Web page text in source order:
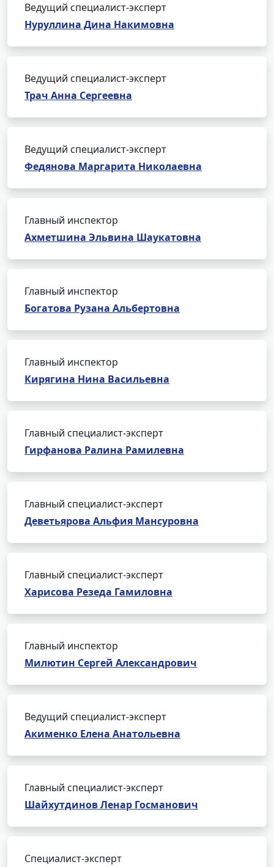
Ведущий специалист-эксперт
Нуруллина Дина Накимовна
Ведущий специалист-эксперт
Трач Анна Сергеевна
Ведущий специалист-эксперт
Федянова Маргарита Николаевна
Главный инспектор
Ахметшина Эльвина Шаукатовна
Главный инспектор
Богатова Рузана Альбертовна
Главный инспектор
Кирягина Нина Васильевна
Главный специалист-эксперт
Гирфанова Ралина Рамилевна
Главный специалист-эксперт
Деветьярова Альфия Мансуровна
Главный специалист-эксперт
Харисова Резеда Гамиловна
Главный инспектор
Милютин Сергей Александрович
Ведущий специалист-эксперт
Акименко Елена Анатольевна
Главный специалист-эксперт
Шайхутдинов Ленар Госманович
Специалист-эксперт